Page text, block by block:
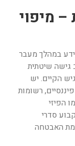
– מיפוי
במהלך מעבר
שיטתית
הקיים. יש
רשומות
הפיזי
סדרי
רמת האבטחה